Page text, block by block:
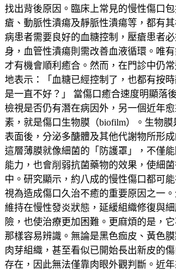
找出背後原因。臨床上常見的慢性傷口
瘡、動脈性潰瘍及靜脈性潰瘍等，都有
病患者需要良好的血糖控制，壓瘡患者
身，血管性潰瘍則需改善血液循環。唯
才有機會順利癒合。然而，在門診中仍
地表示：「血糖已經控制了，也都有按
是一直不好？」 當傷口癒合速度明顯落
檢視是否仍有潛在病因外，另一個近年
素，就是傷口生物膜（biofilm）。生物膜
表面後，分泌多醣體及其他代謝物所形
這層薄膜就像細菌的「防護罩」，不僅
能力，也會削弱抗菌藥物的效果，使細
中。研究顯示，約八成的慢性傷口都可
視為造成傷口久治不癒的重要原因之一
維持在慢性發炎狀態，延緩組織修復與
險，也使治療更加困難。更麻煩的是，
那樣容易辨識。無論是黑色痂皮、黃色
肉芽組織，甚至看似已開始長出新皮的
存在，因此無法僅靠肉眼外觀判斷。近